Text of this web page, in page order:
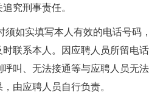
究刑事责任。
须如实填写本人有效的电话号码，
时联系本人。因应聘人员所留电话
叫、无法接通等与应聘人员无法
由应聘人员自行负责。